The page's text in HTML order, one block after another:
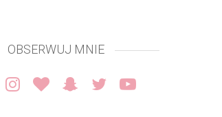
OBSERWUJ MNIE